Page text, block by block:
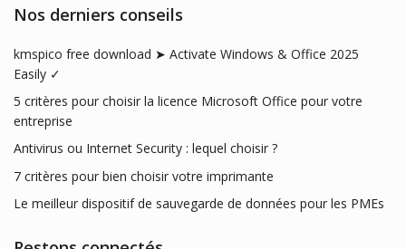
Nos derniers conseils
kmspico free download ➤ Activate Windows & Office 2025
Easily ✓
5 critères pour choisir la licence Microsoft Office pour votre
entreprise
Antivirus ou Internet Security : lequel choisir ?
7 critères pour bien choisir votre imprimante
Le meilleur dispositif de sauvegarde de données pour les PMEs